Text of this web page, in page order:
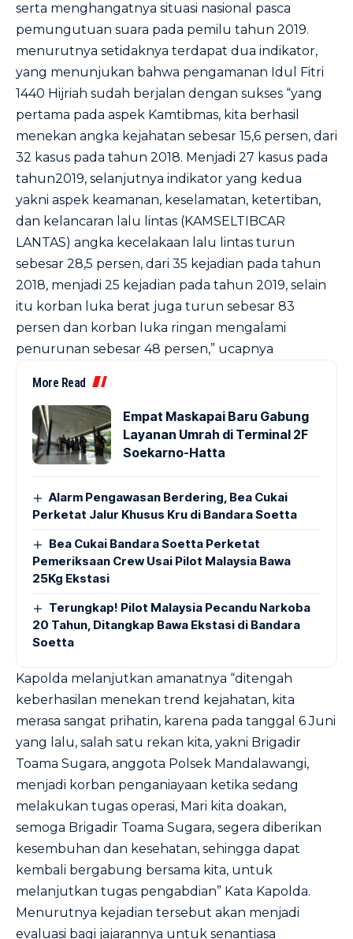
serta menghangatnya situasi nasional pasca
pemungutuan suara pada pemilu tahun 2019.
menurutnya setidaknya terdapat dua indikator,
yang menunjukan bahwa pengamanan Idul Fitri
1440 Hijriah sudah berjalan dengan sukses “yang
pertama pada aspek Kamtibmas, kita berhasil
menekan angka kejahatan sebesar 15,6 persen, dari
32 kasus pada tahun 2018. Menjadi 27 kasus pada
tahun2019, selanjutnya indikator yang kedua
yakni aspek keamanan, keselamatan, ketertiban,
dan kelancaran lalu lintas (KAMSELTIBCAR
LANTAS) angka kecelakaan lalu lintas turun
sebesar 28,5 persen, dari 35 kejadian pada tahun
2018, menjadi 25 kejadian pada tahun 2019, selain
itu korban luka berat juga turun sebesar 83
persen dan korban luka ringan mengalami
penurunan sebesar 48 persen,” ucapnya
More Read
Empat Maskapai Baru Gabung
Layanan Umrah di Terminal 2F
Soekarno-Hatta
Alarm Pengawasan Berdering, Bea Cukai
Perketat Jalur Khusus Kru di Bandara Soetta
Bea Cukai Bandara Soetta Perketat
Pemeriksaan Crew Usai Pilot Malaysia Bawa
25Kg Ekstasi
Terungkap! Pilot Malaysia Pecandu Narkoba
20 Tahun, Ditangkap Bawa Ekstasi di Bandara
Soetta
Kapolda melanjutkan amanatnya “ditengah
keberhasilan menekan trend kejahatan, kita
merasa sangat prihatin, karena pada tanggal 6 Juni
yang lalu, salah satu rekan kita, yakni Brigadir
Toama Sugara, anggota Polsek Mandalawangi,
menjadi korban penganiayaan ketika sedang
melakukan tugas operasi, Mari kita doakan,
semoga Brigadir Toama Sugara, segera diberikan
kesembuhan dan kesehatan, sehingga dapat
kembali bergabung bersama kita, untuk
melanjutkan tugas pengabdian” Kata Kapolda.
Menurutnya kejadian tersebut akan menjadi
evaluasi bagi jajarannya untuk senantiasa